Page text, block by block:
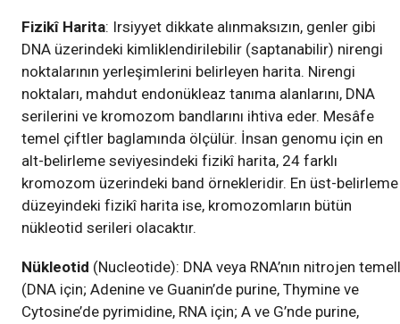
Fizikî Harita: Irsiyyet dikkate alınmaksızın, genler gibi
DNA üzerindeki kimliklendirilebilir (saptanabilir) nirengi
noktalarının yerleşimlerini belirleyen harita. Nirengi
noktaları, mahdut endonükleaz tanıma alanlarını, DNA
serilerini ve kromozom bandlarını ihtiva eder. Mesâfe
temel çiftler baglamında ölçülür. İnsan genomu için en
alt-belirleme seviyesindeki fizikî harita, 24 farklı
kromozom üzerindeki band örnekleridir. En üst-belirleme
düzeyindeki fizikî harita ise, kromozomların bütün
nükleotid serileri olacaktır.
Nükleotid (Nucleotide): DNA veya RNA’nın nitrojen
(DNA için; Adenine ve Guanin’de purine, Thymine ve
Cytosine’de pyrimidine, RNA için; A ve G’nde purine,